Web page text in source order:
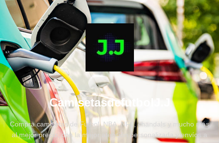
CamisetasdefutbolJ.J
Compra camisetas de Fútbol, NBA, NFL, chandals y mucho más
al mejor precio, con la mejor atención personalizada y envíos a